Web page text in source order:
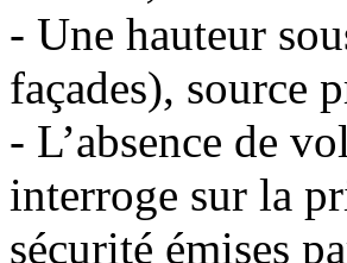
- Une hauteur
façades), source
- L’absence de
interroge sur la
sécurité émises